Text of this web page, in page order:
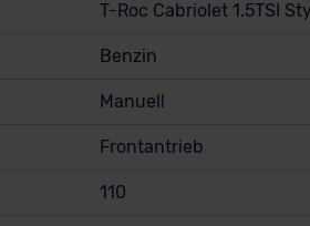
T-Roc Cabriolet 1.5TSI
Benzin
Manuell
Frontantrieb
110